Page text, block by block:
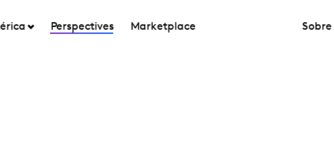
Perspectives Marketplace